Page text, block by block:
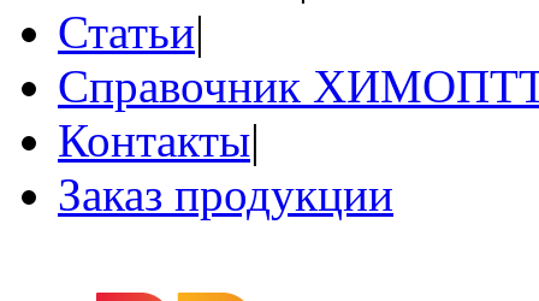
Статьи|
Справочник
Контакты|
Заказ продукции